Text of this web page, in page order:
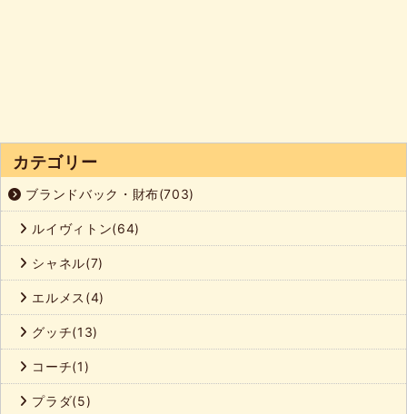
カテゴリー
ブランドバック・財布(703)
ルイヴィトン(64)
シャネル(7)
エルメス(4)
グッチ(13)
コーチ(1)
プラダ(5)